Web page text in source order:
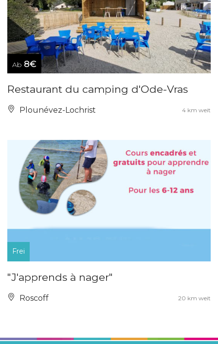
Ab 8€
Restaurant du camping d'Ode-Vras
Plounévez-Lochrist 4 km weit
Frei
"J'apprends à nager"
Roscoff 20 km weit